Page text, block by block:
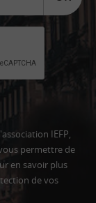
IEFP,
permettre de
en savoir plus
de vos